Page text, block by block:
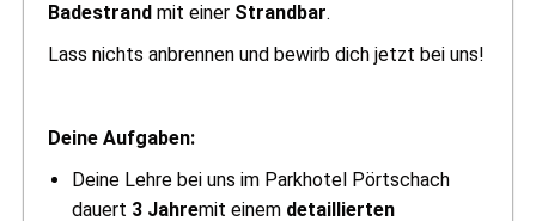
Badestrand mit einer Strandbar.
Lass nichts anbrennen und bewirb dich jetzt bei uns!
Deine Aufgaben:
Deine Lehre bei uns im Parkhotel Pörtschach
dauert 3 Jahremit einem detaillierten